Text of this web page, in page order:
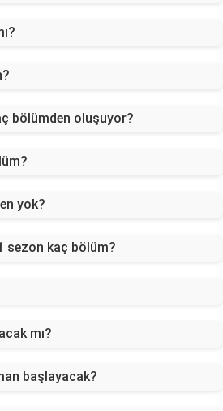
bölümden oluşuyor?
yok?
sezon kaç bölüm?
mı?
başlayacak?